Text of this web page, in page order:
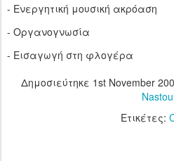
- Ενεργητική μουσική ακρόαση
- Οργανογνωσία
- Εισαγωγή στη φλογέρα
Δημοσιεύτηκε 1st November
Nastou
Ετικέτες: